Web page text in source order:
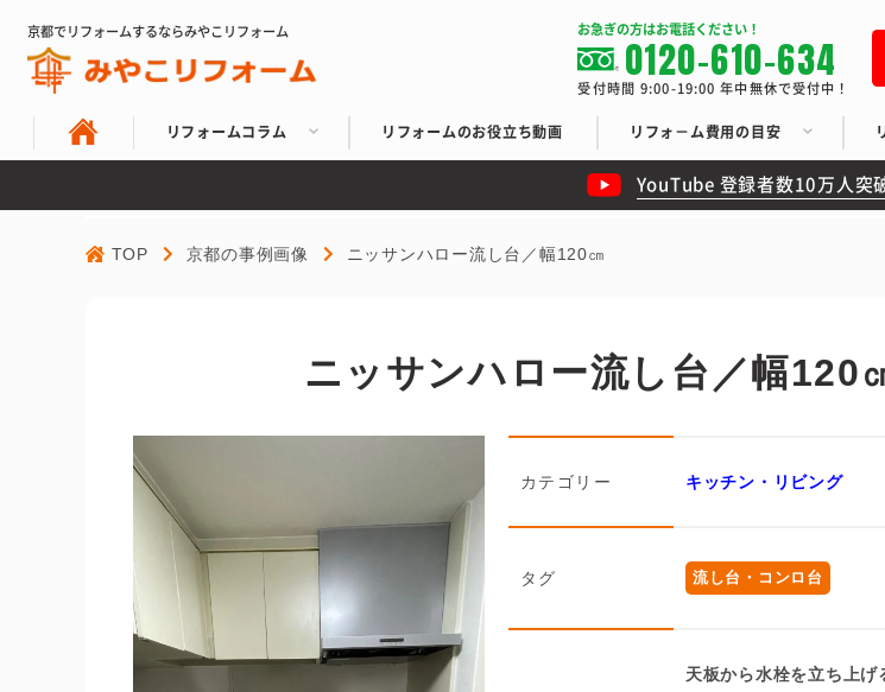
京都でリフォームするならみやこリフォーム お急ぎの方はお電話ください！
0120-610-634
受付時間 9:00-19:00 年中無休で受付中！
リフォームコラム リフォームのお役立ち動画 リフォ－ム費用の目安
YouTube 登録者数10万人突
TOP 京都の事例画像 ニッサンハロー流し台／幅120㎝
ニッサンハロー流し台／幅120
カテゴリー キッチン・リビング
タグ 流し台・コンロ台
天板から水栓を立ち上げ